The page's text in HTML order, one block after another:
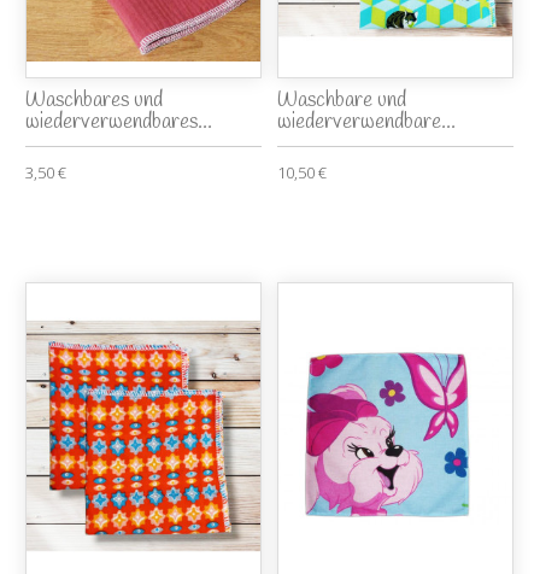
Waschbares und
wiederverwendbares...
3,50 €
Waschbare und
wiederverwendbare...
10,50 €